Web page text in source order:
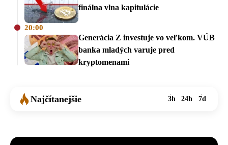
finálna vlna kapitulácie
20:00
Generácia Z investuje vo veľkom. VÚB
banka mladých varuje pred
kryptomenami
Najčítanejšie 3h 24h 7d